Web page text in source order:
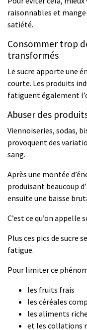
raisonnables et
satiété.
Consommer trop
transformés
Le sucre apporte une
courte. Les produits
fatiguent également
Abuser des
Viennoiseries, sodas,
provoquent des
sang.
Après une montée
produisant beaucoup
ensuite une baisse
C’est ce qu’on appelle
Plus ces pics de sucre
fatigue.
Pour limiter ce
les fruits frais
les céréales
les aliments
et les collations